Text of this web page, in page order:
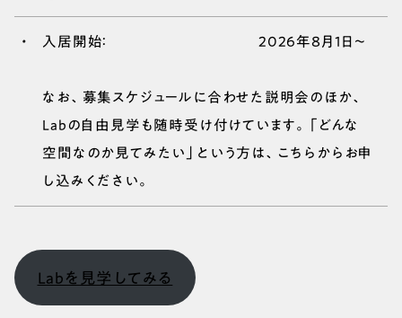
入居開始： 2026年8月1日～
なお、募集スケジュールに合わせた説明会のほか、
Labの自由見学も随時受け付けています。「どんな
空間なのか見てみたい」という方は、こちらからお申
し込みください。
Labを見学してみる